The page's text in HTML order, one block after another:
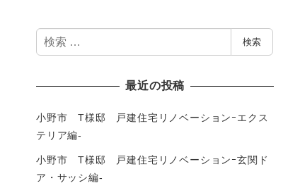
検
索
検索
最近の投稿
小野市 T様邸 戸建住宅リノベーションｰエクス
テリア編-
小野市 T様邸 戸建住宅リノベーションｰ玄関ド
ア・サッシ編-